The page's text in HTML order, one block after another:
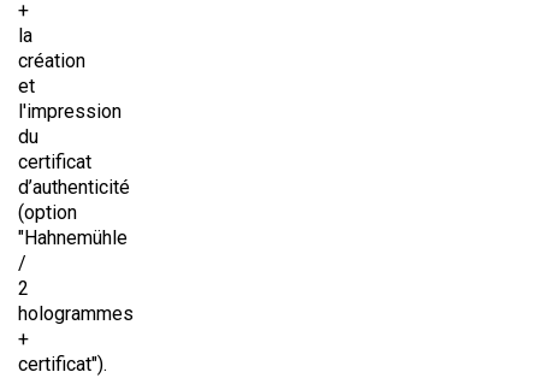
+
la
création
et
l'impression
du
certificat
d’authenticité
(option
"Hahnemühle
/
2
hologrammes
+
certificat").